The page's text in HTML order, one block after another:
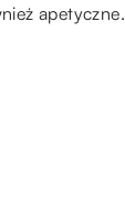
apetyczne.